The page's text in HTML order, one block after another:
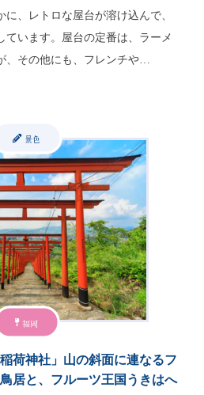
、レトロな屋台が溶け込んで、
ています。屋台の定番は、ラーメ
、その他にも、フレンチや…
福岡
景色
荷神社」山の斜面に連なるフ
居と、フルーツ王国うきはへ